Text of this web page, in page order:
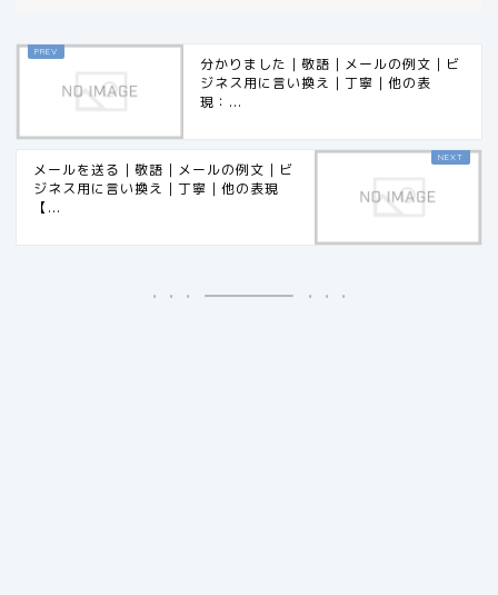
分かりました｜敬語｜メールの例文｜ビ
ジネス用に言い換え｜丁寧｜他の表
現：...
メールを送る｜敬語｜メールの例文｜ビ
ジネス用に言い換え｜丁寧｜他の表現
【...